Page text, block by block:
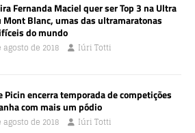
Fernanda Maciel quer ser Top 3 na Ultra
Mont Blanc, umas das ultramaratonas
do mundo
agosto de 2018 Iúri Totti
Picin encerra temporada de competições
com mais um pódio
agosto de 2018 Iúri Totti